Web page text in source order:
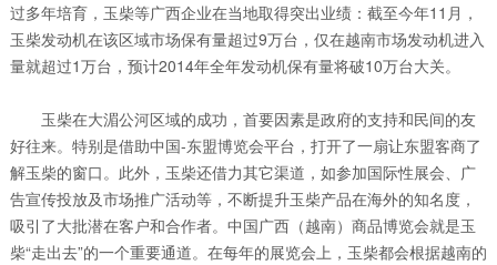
过多年培育，玉柴等广西企业在当地取得突出业绩：截至今年11月，
玉柴发动机在该区域市场保有量超过9万台，仅在越南市场发动机进入
量就超过1万台，预计2014年全年发动机保有量将破10万台大关。
玉柴在大湄公河区域的成功，首要因素是政府的支持和民间的友
好往来。特别是借助中国-东盟博览会平台，打开了一扇让东盟客商了
解玉柴的窗口。此外，玉柴还借力其它渠道，如参加国际性展会、广
告宣传投放及市场推广活动等，不断提升玉柴产品在海外的知名度，
吸引了大批潜在客户和合作者。中国广西（越南）商品博览会就是玉
柴“走出去”的一个重要通道。在每年的展览会上，玉柴都会根据越南的